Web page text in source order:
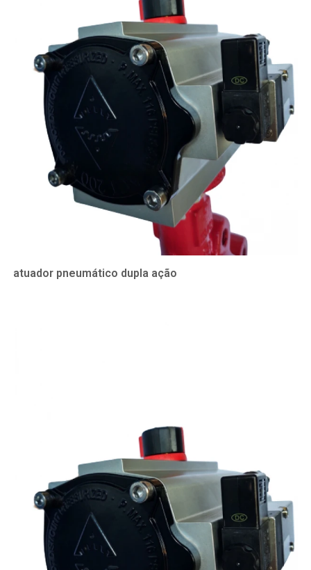
atuador pneumático dupla ação